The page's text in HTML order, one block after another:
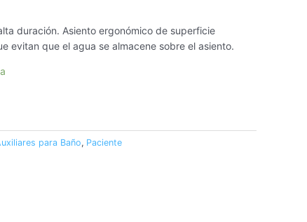
duración. Asiento ergonómico de superficie
evitan que el agua se almacene sobre el asiento.
para Baño, Paciente